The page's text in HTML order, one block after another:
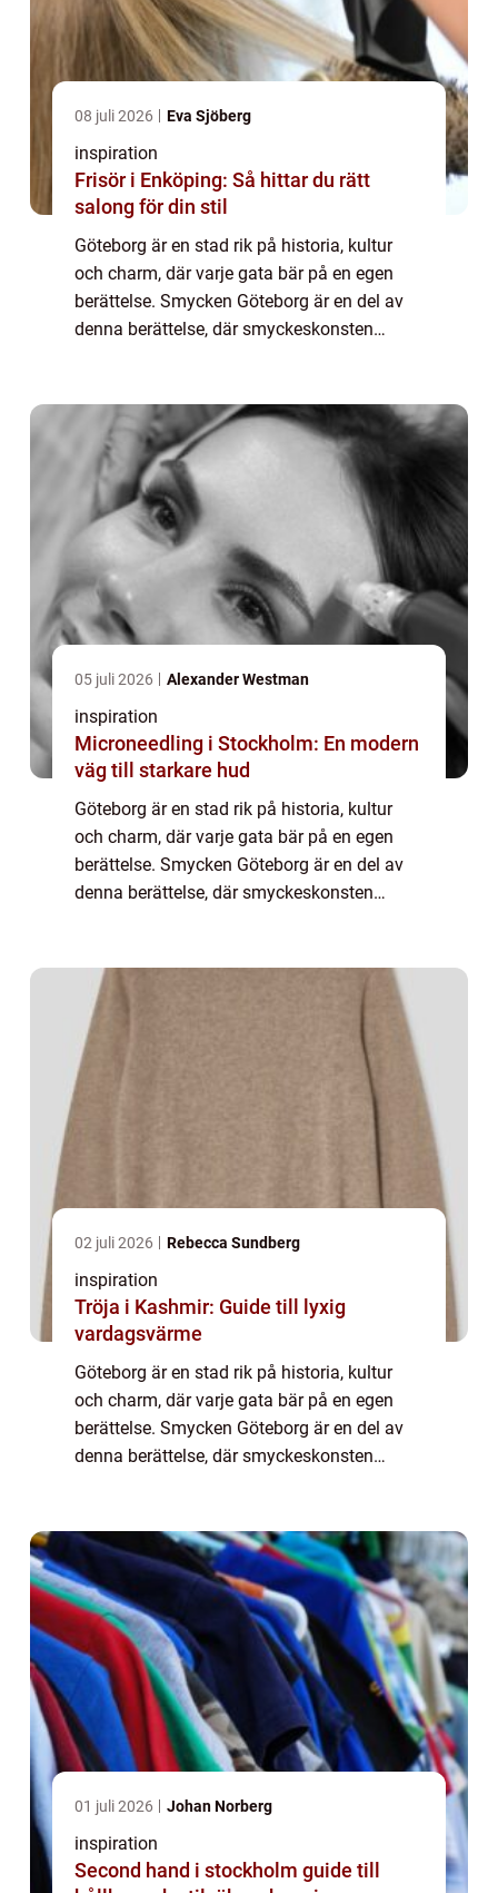
08 juli 2026 Eva Sjöberg
inspiration
Frisör i Enköping: Så hittar du rätt
salong för din stil
Göteborg är en stad rik på historia, kultur
och charm, där varje gata bär på en egen
berättelse. Smycken Göteborg är en del av
denna berättelse, där smyckeskonsten
05 juli 2026 Alexander Westman
inspiration
Microneedling i Stockholm: En modern
väg till starkare hud
Göteborg är en stad rik på historia, kultur
och charm, där varje gata bär på en egen
berättelse. Smycken Göteborg är en del av
denna berättelse, där smyckeskonsten
02 juli 2026 Rebecca Sundberg
inspiration
Tröja i Kashmir: Guide till lyxig
vardagsvärme
Göteborg är en stad rik på historia, kultur
och charm, där varje gata bär på en egen
berättelse. Smycken Göteborg är en del av
denna berättelse, där smyckeskonsten
01 juli 2026 Johan Norberg
inspiration
Second hand i stockholm guide till